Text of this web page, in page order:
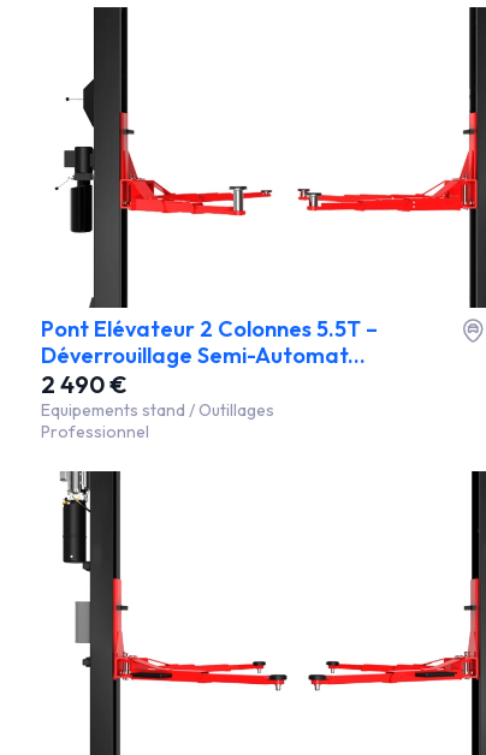
Pont Elévateur 2 Colonnes 5.5T –
Déverrouillage Semi-Automat...
2 490 €
Equipements stand / Outillages
Professionnel